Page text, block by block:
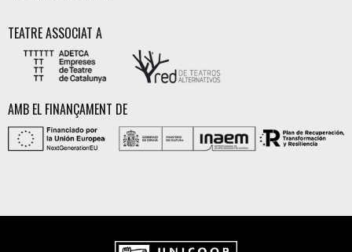
TEATRE ASSOCIAT A
AMB EL FINANÇAMENT DE